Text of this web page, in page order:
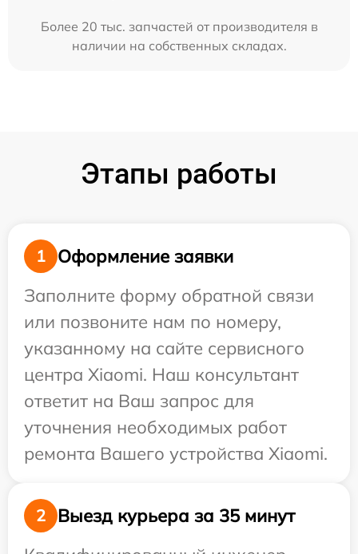
Более 20 тыс. запчастей от производителя в
наличии на собственных складах.
Этапы работы
1
Оформление заявки
Заполните форму обратной связи
или позвоните нам по номеру,
указанному на сайте сервисного
центра Xiaomi. Наш консультант
ответит на Ваш запрос для
уточнения необходимых работ
ремонта Вашего устройства Xiaomi.
2
Выезд курьера за 35 минут